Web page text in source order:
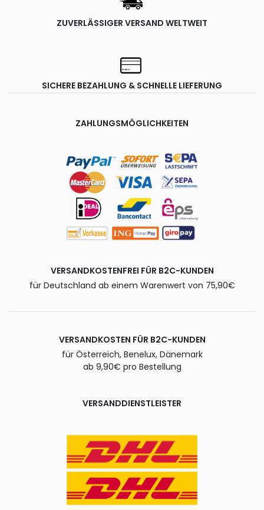
ZUVERLÄSSIGER VERSAND WELTWEIT
SICHERE BEZAHLUNG & SCHNELLE LIEFERUNG
ZAHLUNGSMÖGLICHKEITEN
VERSANDKOSTENFREI FÜR B2C-KUNDEN
für Deutschland ab einem Warenwert von 75,90€
VERSANDKOSTEN FÜR B2C-KUNDEN
für Österreich, Benelux, Dänemark
ab 9,90€ pro Bestellung
VERSANDDIENSTLEISTER